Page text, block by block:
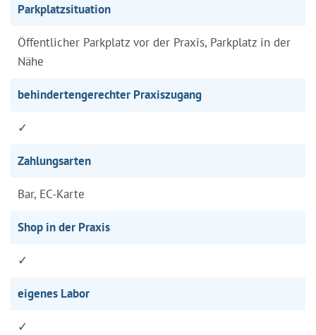
Parkplatzsituation
Öffentlicher Parkplatz vor der Praxis, Parkplatz in der
Nähe
behindertengerechter Praxiszugang
✓
Zahlungsarten
Bar, EC-Karte
Shop in der Praxis
✓
eigenes Labor
✓